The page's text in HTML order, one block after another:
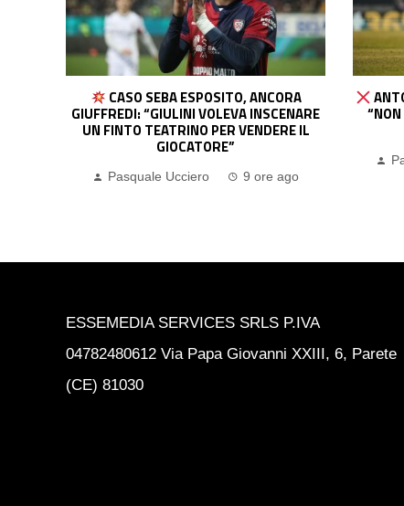
ANTONIO NUSA ALLONTANA LA ROMA:
“NON HO MAI CHIESTO DI LASCIARE IL
LIPSIA”
ESSEMEDIA SERVICES SRLS P.IVA
04782480612 Via Papa Giovanni XXIII, 6, Parete
(CE) 81030